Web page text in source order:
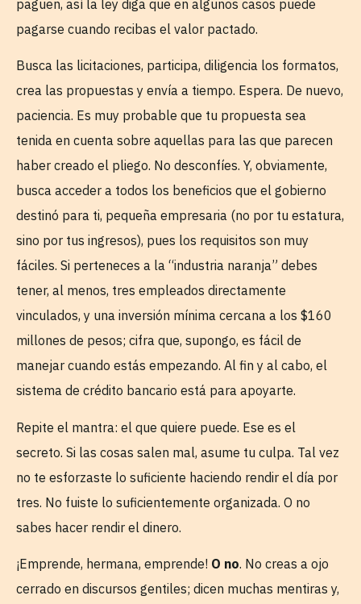
paguen, así la ley diga que en algunos casos puede
pagarse cuando recibas el valor pactado.
Busca las licitaciones, participa, diligencia los formatos,
crea las propuestas y envía a tiempo. Espera. De nuevo,
paciencia. Es muy probable que tu propuesta sea
tenida en cuenta sobre aquellas para las que parecen
haber creado el pliego. No desconfíes. Y, obviamente,
busca acceder a todos los beneficios que el gobierno
destinó para ti, pequeña empresaria (no por tu estatura,
sino por tus ingresos), pues los requisitos son muy
fáciles. Si perteneces a la “industria naranja” debes
tener, al menos, tres empleados directamente
vinculados, y una inversión mínima cercana a los $160
millones de pesos; cifra que, supongo, es fácil de
manejar cuando estás empezando. Al fin y al cabo, el
sistema de crédito bancario está para apoyarte.
Repite el mantra: el que quiere puede. Ese es el
secreto. Si las cosas salen mal, asume tu culpa. Tal vez
no te esforzaste lo suficiente haciendo rendir el día por
tres. No fuiste lo suficientemente organizada. O no
sabes hacer rendir el dinero.
¡Emprende, hermana, emprende! O no. No creas a ojo
cerrado en discursos gentiles; dicen muchas mentiras y,